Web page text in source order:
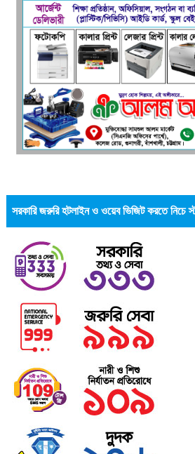
সরকারি জরুরি হটলাইন ও ওয়েব ভিজিট করতে নিচে